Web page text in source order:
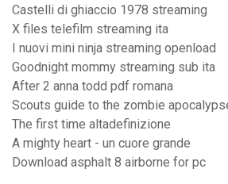
Castelli di ghiaccio 1978 streaming
X files telefilm streaming ita
I nuovi mini ninja streaming openload
Goodnight mommy streaming sub ita
After 2 anna todd pdf romana
Scouts guide to the zombie
The first time altadefinizione
A mighty heart - un cuore grande
Download asphalt 8 airborne for pc